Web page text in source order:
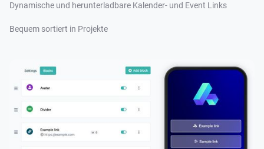
Dynamische und herunterladbare Kalender- und Event Links
Bequem sortiert in Projekte